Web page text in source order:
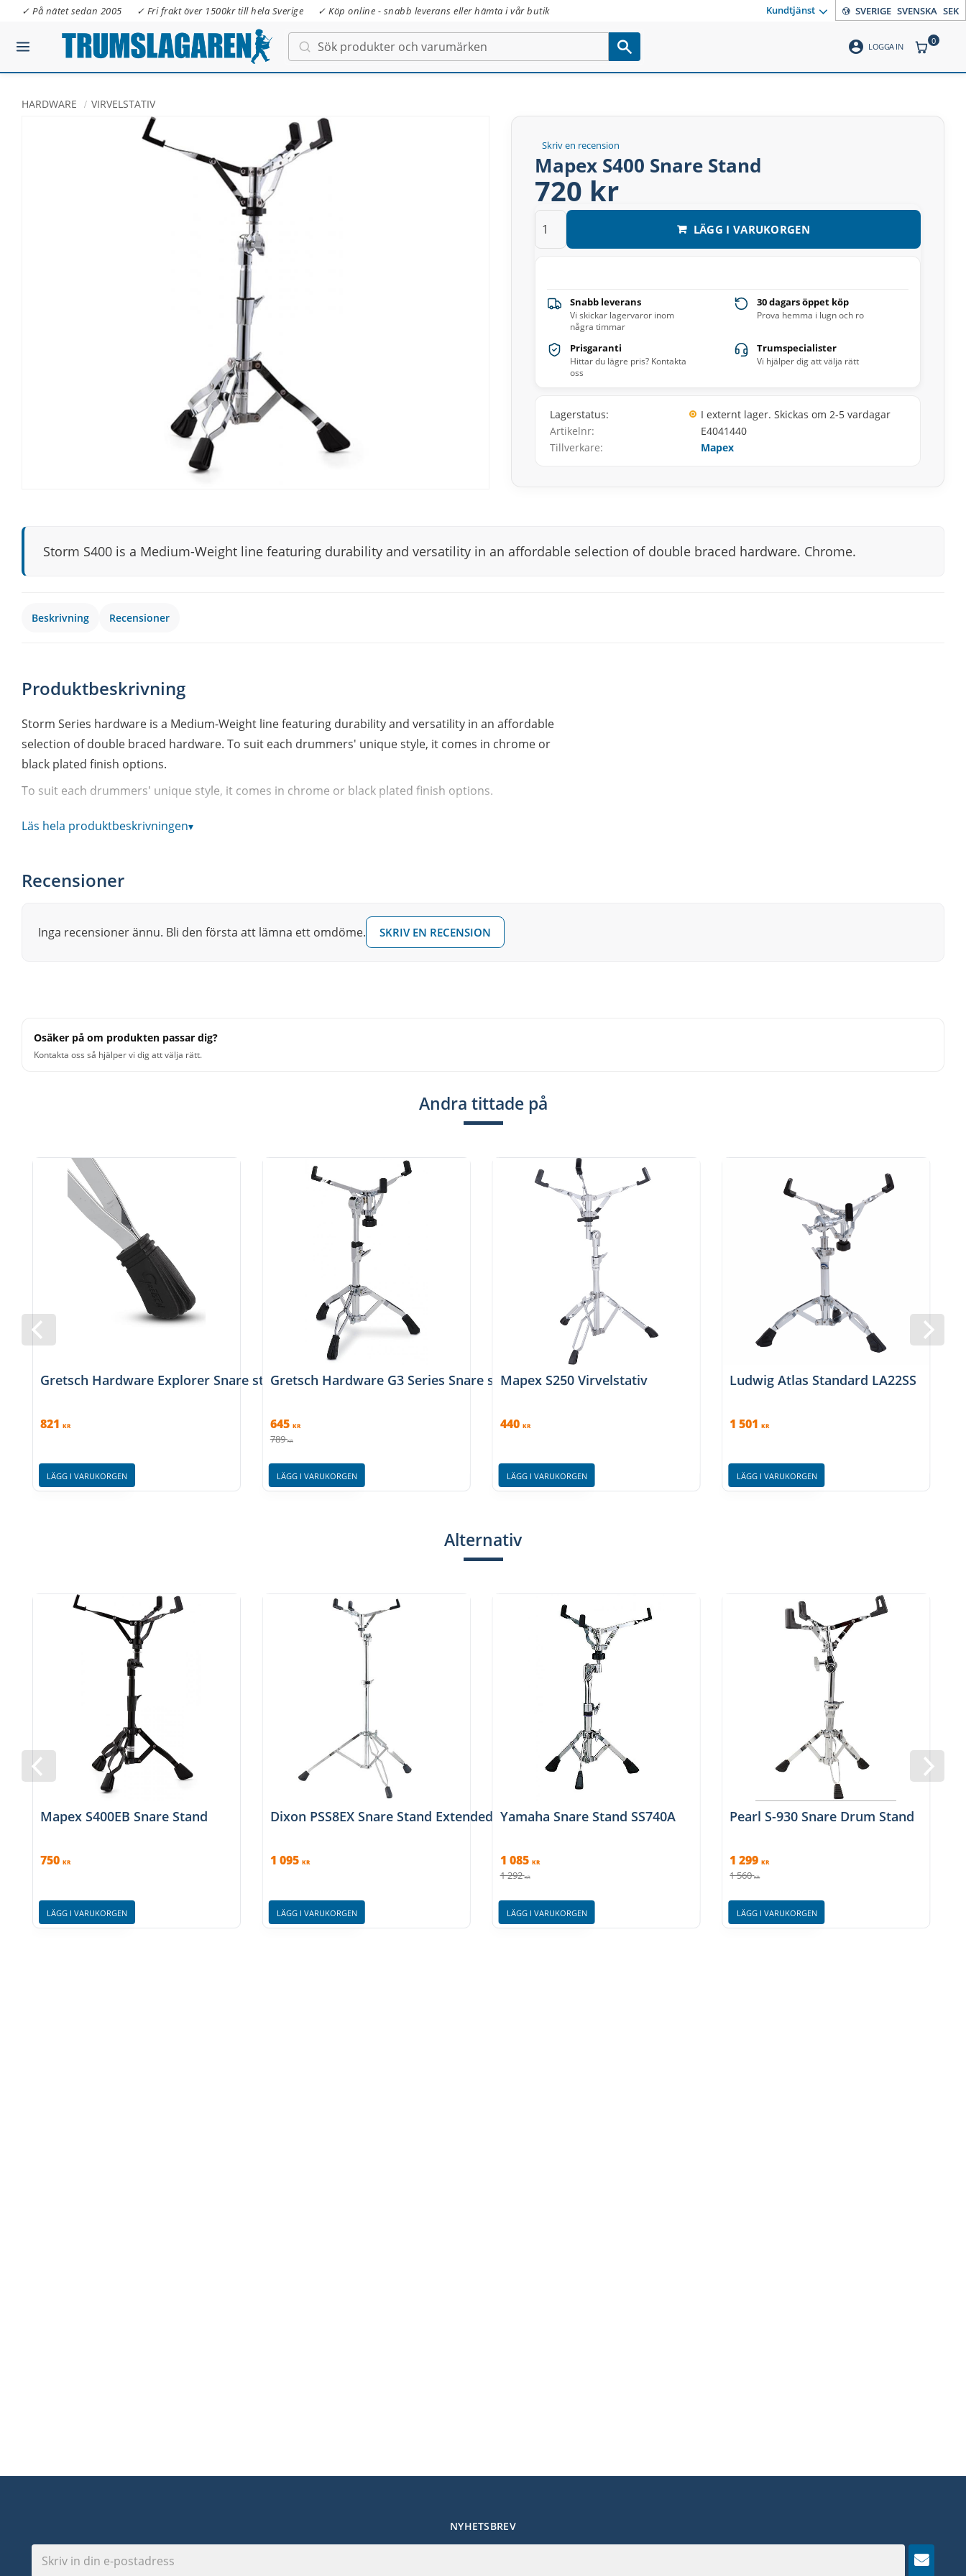
✓ På nätet sedan 2005 ✓ Fri frakt över 1500kr till hela Sverige ✓ Köp online - snabb leverans eller hämta i vår butik Kundtjänst SVERIGE SVENSKA SEK
account_circle LOGGA IN ANTAL
0
HARDWARE VIRVELSTATIV
Skriv en recension
Mapex S400 Snare Stand
720 kr
LÄGG I VARUKORGEN
Snabb leverans
Vi skickar lagervaror inom
några timmar
30 dagars öppet köp
Prova hemma i lugn och ro
Prisgaranti
Hittar du lägre pris? Kontakta
oss
Trumspecialister
Vi hjälper dig att välja rätt
Lagerstatus
I externt lager. Skickas om 2-5 vardagar
Artikelnr
E4041440
Tillverkare
Mapex
Storm S400 is a Medium-Weight line featuring durability and versatility in an affordable selection of double braced hardware. Chrome.
Beskrivning Recensioner
Produktbeskrivning
Storm Series hardware is a Medium-Weight line featuring durability and versatility in an affordable
selection of double braced hardware. To suit each drummers' unique style, it comes in chrome or
black plated finish options.
To suit each drummers' unique style, it comes in chrome or black plated finish options.
basket adjuster will last for years without stripping or cracking.
The Offset Multi-Step tilter enables players to fine their ideal snare drum angle while the die-cast
Die-Cast Snare Basket Adjuster
Läs hela produktbeskrivningen▾
Recensioner
Inga recensioner ännu. Bli den första att lämna ett omdöme. SKRIV EN RECENSION
Osäker på om produkten passar dig?
Kontakta oss så hjälper vi dig att välja rätt.
Andra tittade på
Gretsch Hardware Explorer Snare stands GRG2SS
821 KR
LÄGG I VARUKORGEN
Gretsch Hardware G3 Series Snare stands, GR-G3SS
645 KR
789 KR
LÄGG I VARUKORGEN
Mapex S250 Virvelstativ
440 KR
LÄGG I VARUKORGEN
Ludwig Atlas Standard LA22SS
1 501 KR
LÄGG I VARUKORGEN
Alternativ
Mapex S400EB Snare Stand
750 KR
LÄGG I VARUKORGEN
Dixon PSS8EX Snare Stand Extended height
1 095 KR
LÄGG I VARUKORGEN
Yamaha Snare Stand SS740A
1 085 KR
1 292 KR
LÄGG I VARUKORGEN
Pearl S-930 Snare Drum Stand
1 299 KR
1 560 KR
LÄGG I VARUKORGEN
NYHETSBREV